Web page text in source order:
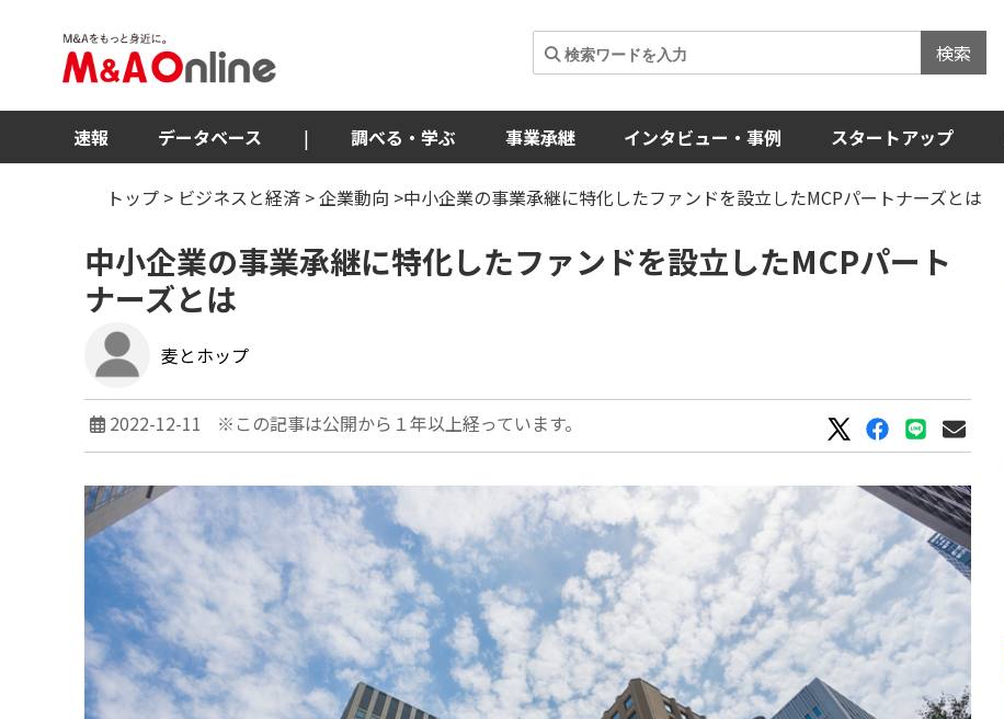
検索
速報 データベース | 調べる・学ぶ 事業承継 インタビュー・事例 スタートアップ
トップ > ビジネスと経済 >企業動向 >中小企業の事業承継に特化したファンドを設立したMCPパートナーズとは
中小企業の事業承継に特化したファンドを設立したMCPパート
ナーズとは
麦とホップ
2022-12-11 ※この記事は公開から１年以上経っています。